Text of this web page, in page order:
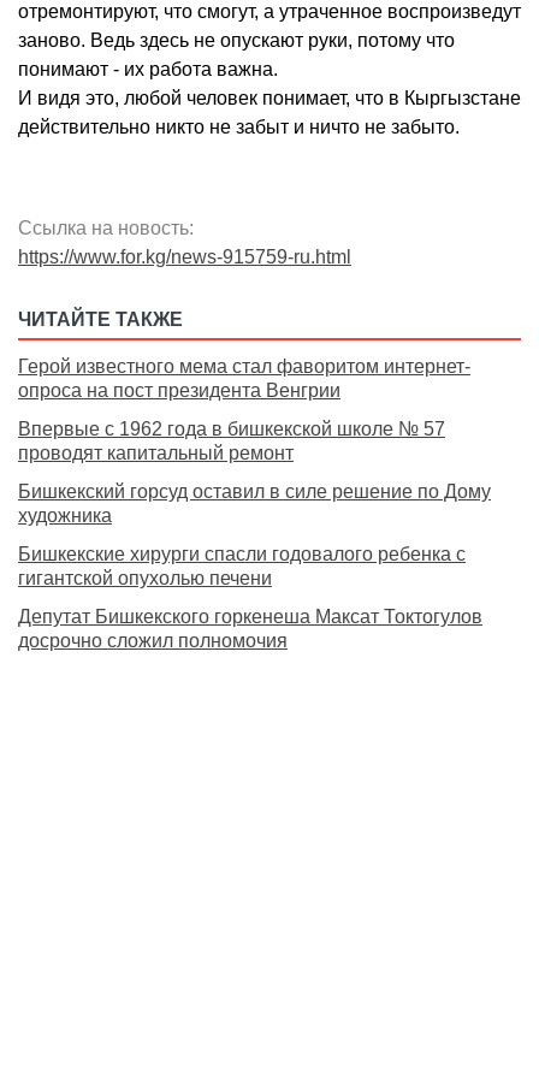
отремонтируют, что смогут, а утраченное воспроизведут
заново. Ведь здесь не опускают руки, потому что
понимают - их работа важна.
И видя это, любой человек понимает, что в Кыргызстане
действительно никто не забыт и ничто не забыто.
Ссылка на новость:
https://www.for.kg/news-915759-ru.html
ЧИТАЙТЕ ТАКЖЕ
Герой известного мема стал фаворитом интернет-
опроса на пост президента Венгрии
Впервые с 1962 года в бишкекской школе № 57
проводят капитальный ремонт
Бишкекский горсуд оставил в силе решение по Дому
художника
Бишкекские хирурги спасли годовалого ребенка с
гигантской опухолью печени
Депутат Бишкекского горкенеша Максат Токтогулов
досрочно сложил полномочия